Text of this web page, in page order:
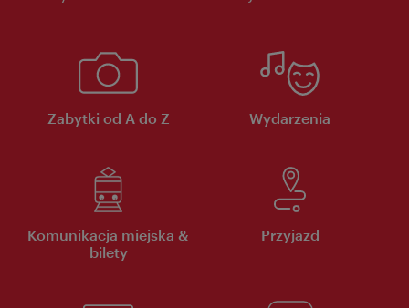
Zabytki od A do Z Wydarzenia
Komunikacja miejska &
bilety
Przyjazd